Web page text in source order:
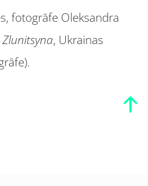
fotogrāfe Oleksandra
, Ukrainas